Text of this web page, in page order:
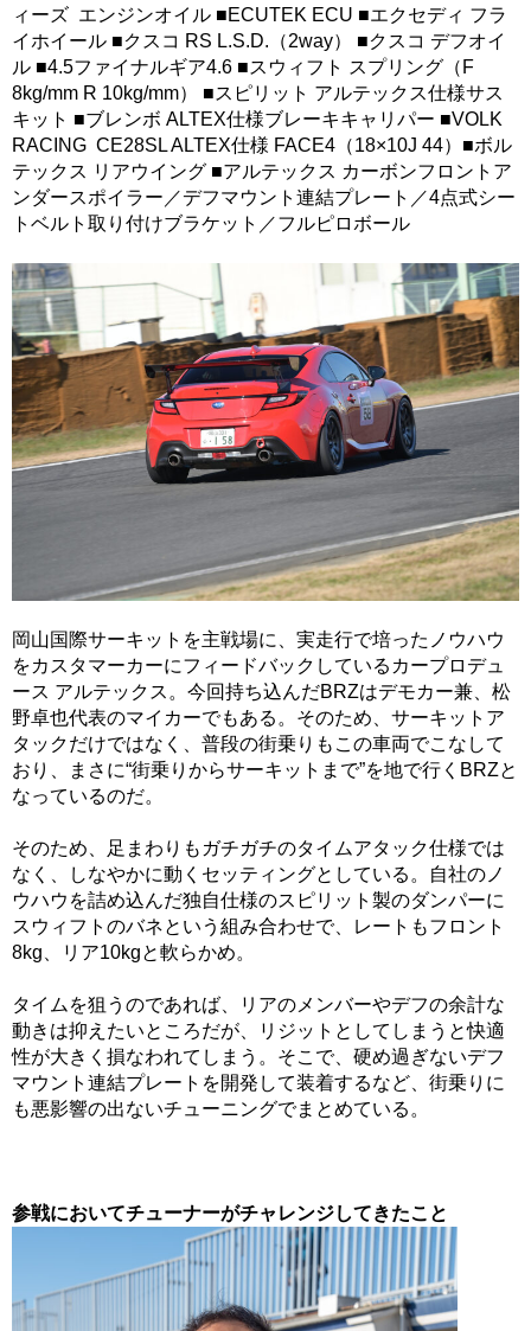
ィーズ エンジンオイル ■ECUTEK ECU ■エクセディ フラ
イホイール ■クスコ RS L.S.D.（2way） ■クスコ デフオイ
ル ■4.5ファイナルギア4.6 ■スウィフト スプリング（F
8kg/mm R 10kg/mm） ■スピリット アルテックス仕様サス
キット ■ブレンボ ALTEX仕様ブレーキキャリパー ■VOLK
RACING CE28SL ALTEX仕様 FACE4（18×10J 44）■ボル
テックス リアウイング ■アルテックス カーボンフロントア
ンダースポイラー／デフマウント連結プレート／4点式シー
トベルト取り付けブラケット／フルピロボール
岡山国際サーキットを主戦場に、実走行で培ったノウハウ
をカスタマーカーにフィードバックしているカープロデュ
ース アルテックス。今回持ち込んだBRZはデモカー兼、松
野卓也代表のマイカーでもある。そのため、サーキットア
タックだけではなく、普段の街乗りもこの車両でこなして
おり、まさに“街乗りからサーキットまで”を地で行くBRZと
なっているのだ。
そのため、足まわりもガチガチのタイムアタック仕様では
なく、しなやかに動くセッティングとしている。自社のノ
ウハウを詰め込んだ独自仕様のスピリット製のダンパーに
スウィフトのバネという組み合わせで、レートもフロント
8kg、リア10kgと軟らかめ。
タイムを狙うのであれば、リアのメンバーやデフの余計な
動きは抑えたいところだが、リジットとしてしまうと快適
性が大きく損なわれてしまう。そこで、硬め過ぎないデフ
マウント連結プレートを開発して装着するなど、街乗りに
も悪影響の出ないチューニングでまとめている。
参戦においてチューナーがチャレンジしてきたこと